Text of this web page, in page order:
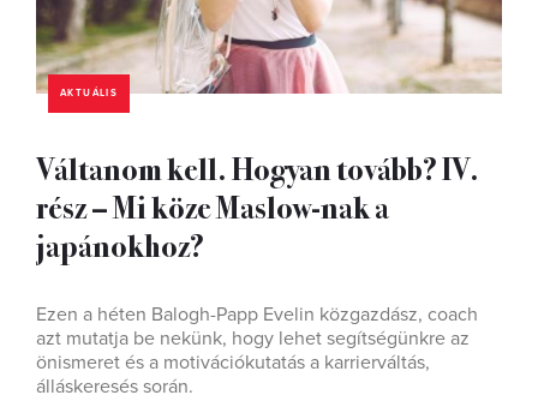
AKTUÁLIS
Váltanom kell. Hogyan tovább? IV.
rész – Mi köze Maslow-nak a
japánokhoz?
Ezen a héten Balogh-Papp Evelin közgazdász, coach
azt mutatja be nekünk, hogy lehet segítségünkre az
önismeret és a motivációkutatás a karrierváltás,
álláskeresés során.